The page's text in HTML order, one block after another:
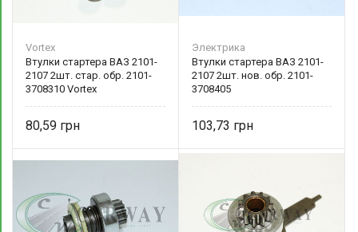
Vortex
Втулки стартера ВАЗ 2101-
2107 2шт. стар. обр. 2101-
3708310 Vortex
80,59
Электрика
Втулки стартера ВАЗ 2101-
2107 2шт. нов. обр. 2101-
3708405
103,73